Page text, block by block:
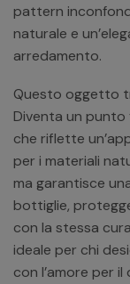
pattern
naturale e
arredamento.
Questo oggetto
Diventa un punto
che riflette
per i materiali
ma garantisce
bottiglie,
con la stessa
ideale per chi
con l’amore per